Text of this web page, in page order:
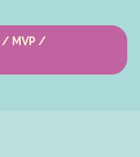
/ MVP /